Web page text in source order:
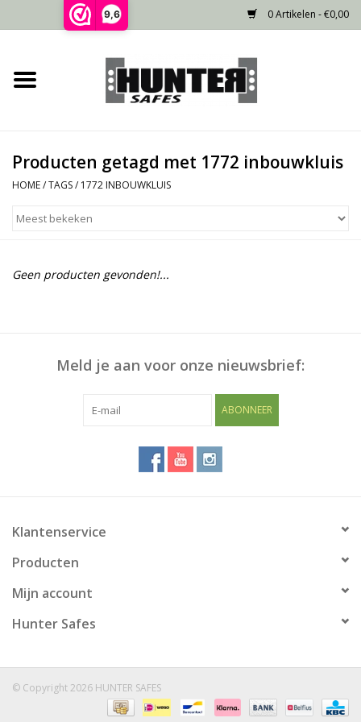
9,6 0 Artikelen - €0,00
Home
Gecertificeerd
Niet gecertificeerd
Producten getagd met 1772 inbouwkluis
HOME/TAGS/ 1772 INBOUWKLUIS
Geen producten gevonden!...
Meld je aan voor onze nieuwsbrief:
ABONNEER
Klantenservice
Producten
Mijn account
Hunter Safes
© Copyright 2026 HUNTER SAFES